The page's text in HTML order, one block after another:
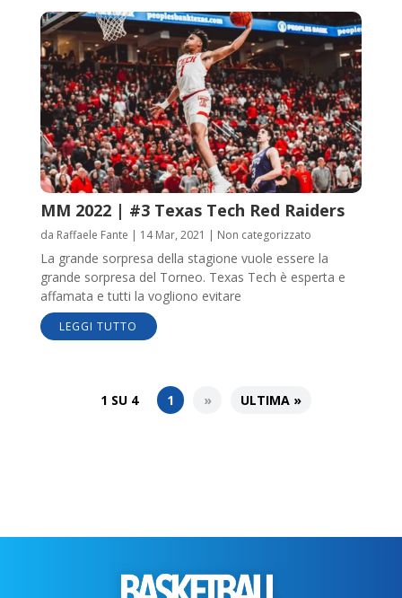
MM 2022 | #3 Texas Tech Red Raiders
da Raffaele Fante | 14 Mar, 2021 | Non categorizzato
La grande sorpresa della stagione vuole essere la
grande sorpresa del Torneo. Texas Tech è esperta e
affamata e tutti la vogliono evitare
LEGGI TUTTO
1 SU 4 1 » ULTIMA »